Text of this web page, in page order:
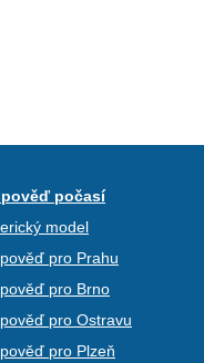
počasí
model
pro Prahu
pro Brno
pro Ostravu
pro Plzeň